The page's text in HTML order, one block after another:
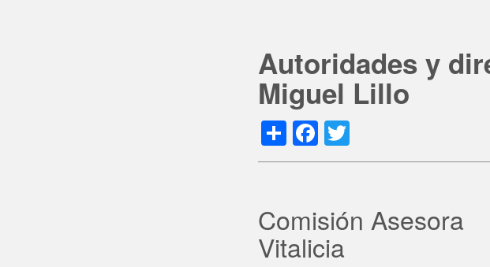
Autoridades y
Miguel Lillo
ShareFacebook
Comisión Asesora
Vitalicia